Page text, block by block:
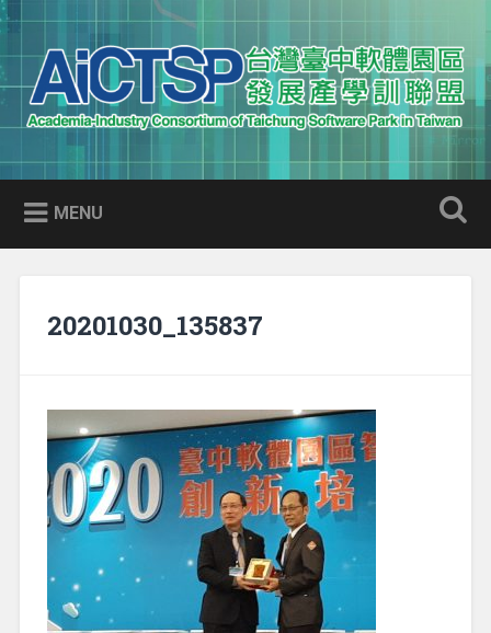
Skip
to
content
Search
AICTSP 台灣臺中軟體園區發展
產學訓聯盟
Academia-Industry Consortium of Taichung Software Park
in Taiwan
MENU
20201030_135837